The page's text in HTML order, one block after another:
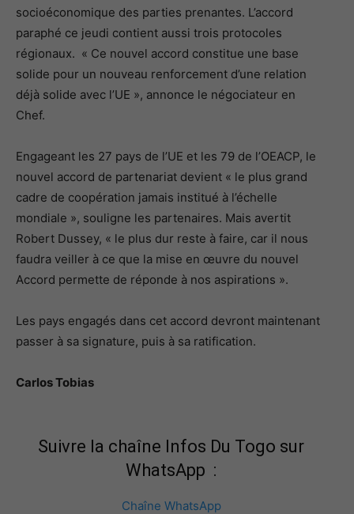
socioéconomique des parties prenantes. L’accord
paraphé ce jeudi contient aussi trois protocoles
régionaux. « Ce nouvel accord constitue une base
solide pour un nouveau renforcement d’une relation
déjà solide avec l’UE », annonce le négociateur en
Chef.
Engageant les 27 pays de l’UE et les 79 de l’OEACP, le
nouvel accord de partenariat devient « le plus grand
cadre de coopération jamais institué à l’échelle
mondiale », souligne les partenaires. Mais avertit
Robert Dussey, « le plus dur reste à faire, car il nous
faudra veiller à ce que la mise en œuvre du nouvel
Accord permette de réponde à nos aspirations ».
Les pays engagés dans cet accord devront maintenant
passer à sa signature, puis à sa ratification.
Carlos Tobias
Suivre la chaîne Infos Du Togo sur
WhatsApp :
Chaîne WhatsApp